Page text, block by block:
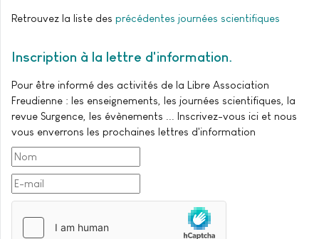
Retrouvez la liste des précédentes journées scientifiques
Inscription à la lettre d'information
Pour être informé des activités de la Libre Association
Freudienne : les enseignements, les journées scientifiques, la
revue Surgence, les évènements ... Inscrivez-vous ici et nous
vous enverrons les prochaines lettres d'information